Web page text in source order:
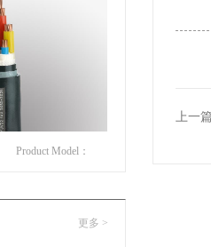
Product Model：
更多 >
上一